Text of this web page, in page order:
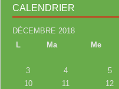
CALENDRIER
DÉCEMBRE 2018
L
Ma Me
3
4 5
10
11 12